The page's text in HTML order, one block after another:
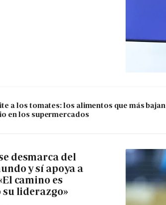
a los tomates: los alimentos que más bajan
en los supermercados
desmarca del
y sí apoya a
camino es
liderazgo»